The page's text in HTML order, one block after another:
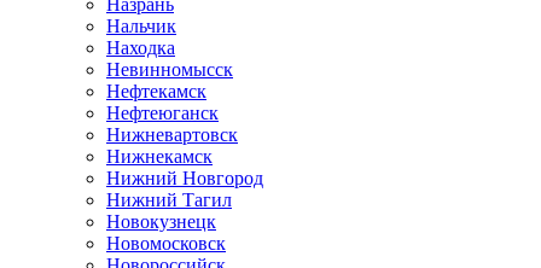
Назрань
Нальчик
Находка
Невинномысск
Нефтекамск
Нефтеюганск
Нижневартовск
Нижнекамск
Нижний Новгород
Нижний Тагил
Новокузнецк
Новомосковск